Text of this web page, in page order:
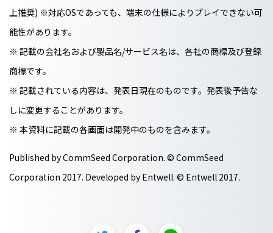
上推奨) ※対応OSであっても、端末の仕様によりプレイできない可
能性があります。
※ 記載の会社名および製品名/サービス名は、各社の商標及び登録
商標です。
※ 記載されている内容は、発表日現在のものです。発表後予告な
しに変更することがあります。
※ 本資料に記載の各画面は開発中のものを含みます。
Published by CommSeed Corporation. © CommSeed
Corporation 2017. Developed by Entwell. © Entwell 2017.